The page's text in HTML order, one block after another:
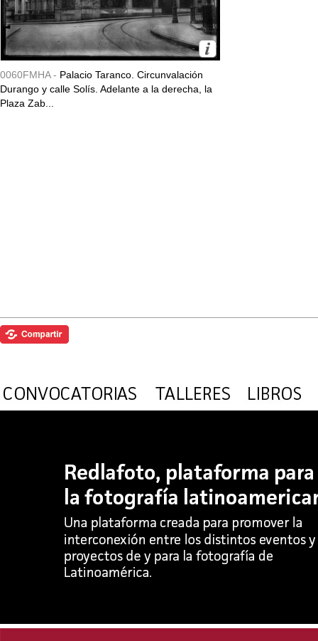
0060FMHA - Palacio Taranco. Circunvalación
Durango y calle Solís. Adelante a la derecha, la
Plaza Zab...